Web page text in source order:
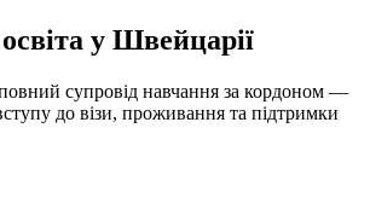
у Швейцарії
супровід навчання за кордоном —
вступу до візи, проживання та підтримки